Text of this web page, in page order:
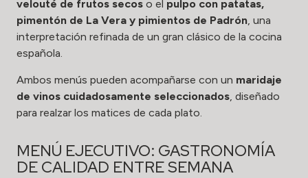
velouté de frutos secos o el pulpo con patatas,
pimentón de La Vera y pimientos de Padrón , una
interpretación refinada de un gran clásico de la cocina
española.
Ambos menús pueden acompañarse con un maridaje
de vinos cuidadosamente seleccionados , diseñado
para realzar los matices de cada plato.
MENÚ EJECUTIVO: GASTRONOMÍA
DE CALIDAD ENTRE SEMANA